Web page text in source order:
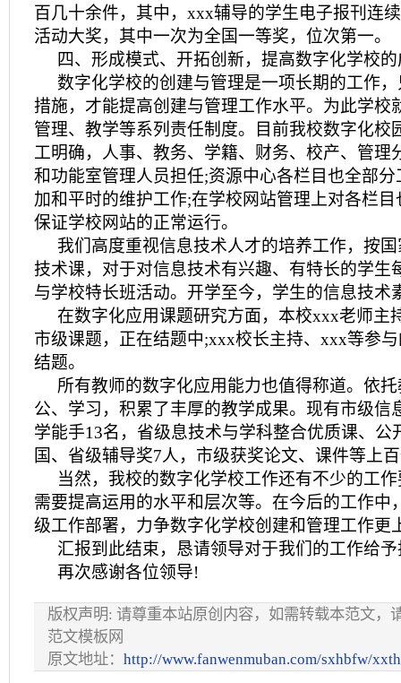
百几十余件，其中，xxx辅导的学生电子报刊连
活动大奖，其中一次为全国一等奖，位次第一。
四、形成模式、开拓创新，提高数字化学校
数字化学校的创建与管理是一项长期的工作
措施，才能提高创建与管理工作水平。为此学校
管理、教学等系列责任制度。目前我校数字化校
工明确，人事、教务、学籍、财务、校产、管理
和功能室管理人员担任;资源中心各栏目也全部
加和平时的维护工作;在学校网站管理上对各栏
保证学校网站的正常运行。
我们高度重视信息技术人才的培养工作，按
技术课，对于对信息技术有兴趣、有特长的学生
与学校特长班活动。开学至今，学生的信息技术
在数字化应用课题研究方面，本校xxx老师主
市级课题，正在结题中;xxx校长主持、xxx等参
结题。
所有教师的数字化应用能力也值得称道。依
公、学习，积累了丰厚的教学成果。现有市级信
学能手13名，省级息技术与学科整合优质课、公
国、省级辅导奖7人，市级获奖论文、课件等上
当然，我校的数字化学校工作还有不少的工
需要提高运用的水平和层次等。在今后的工作中
级工作部署，力争数字化学校创建和管理工作更
汇报到此结束，恳请领导对于我们的工作给
再次感谢各位领导!
版权声明: 请尊重本站原创内容，如需转载本范文，
范文模板网
原文地址： http://www.fanwenmuban.com/sxhbfw/